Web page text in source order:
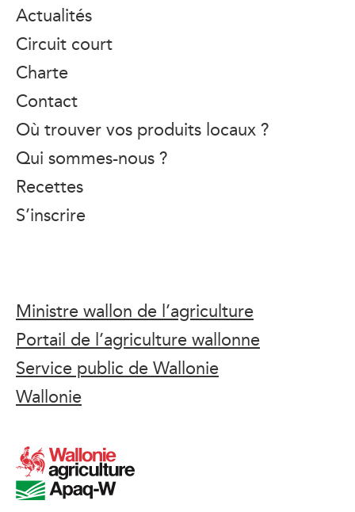
Actualités
Circuit court
Charte
Contact
Où trouver vos produits locaux ?
Qui sommes-nous ?
Recettes
S’inscrire
Ministre wallon de l’agriculture
Portail de l’agriculture wallonne
Service public de Wallonie
Wallonie